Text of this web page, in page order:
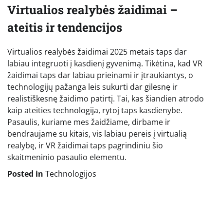
Virtualios realybės žaidimai –
ateitis ir tendencijos
Virtualios realybės žaidimai 2025 metais taps dar
labiau integruoti į kasdienį gyvenimą. Tikėtina, kad VR
žaidimai taps dar labiau prieinami ir įtraukiantys, o
technologijų pažanga leis sukurti dar gilesnę ir
realistiškesnę žaidimo patirtį. Tai, kas šiandien atrodo
kaip ateities technologija, rytoj taps kasdienybe.
Pasaulis, kuriame mes žaidžiame, dirbame ir
bendraujame su kitais, vis labiau pereis į virtualią
realybę, ir VR žaidimai taps pagrindiniu šio
skaitmeninio pasaulio elementu.
Posted in Technologijos